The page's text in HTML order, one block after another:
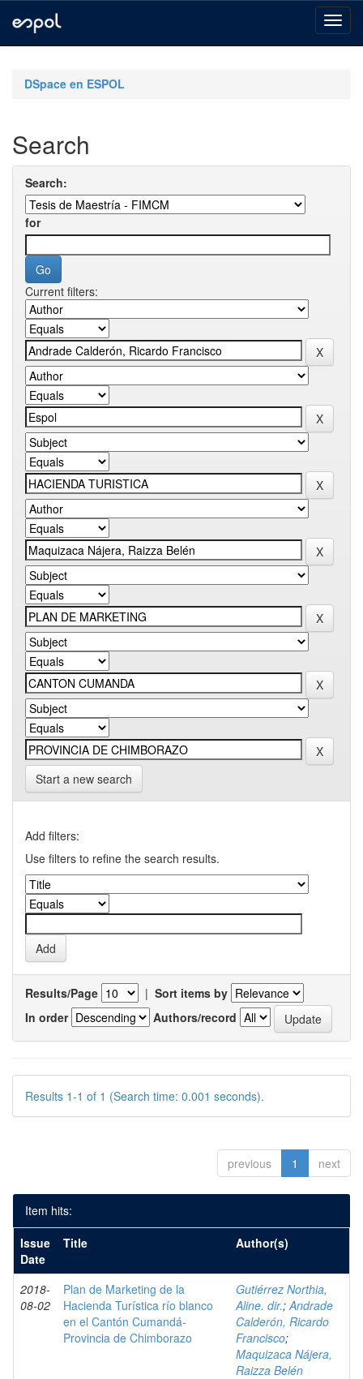
navigationDSpace en ESPOL
Search
Search:
for
Current filters:
Start a new search
Add filters:
Use filters to refine the search results.
Results/Page | Sort items by
In order
Authors/record
Results 1-1 of 1 (Search time: 0.001 seconds).
previous 1 next
Item hits:
Issue
Date
Title Author(s)
2018-
08-02
Plan de Marketing de la
Hacienda Turística río blanco
en el Cantón Cumandá-
Provincia de Chimborazo
Gutiérrez Northia,
Aline. dir.;Andrade
Calderón, Ricardo
Francisco;
Maquizaca Nájera,
Raizza Belén